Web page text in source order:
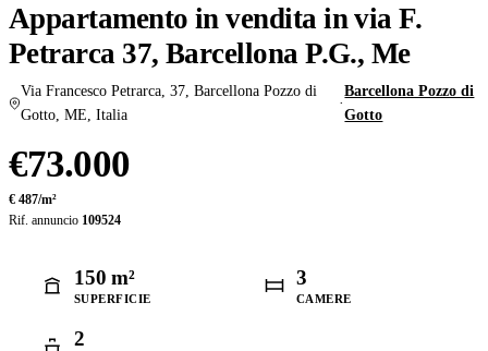
Appartamento in vendita in via F.
Petrarca 37, Barcellona P.G., Me
Via Francesco Petrarca, 37, Barcellona Pozzo di
Gotto, ME, Italia
·
Barcellona Pozzo di
Gotto
€73.000
€ 487/m²
Rif. annuncio 109524
150 m²
SUPERFICIE
3
CAMERE
2